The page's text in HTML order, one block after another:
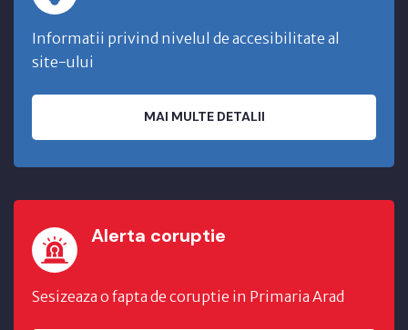
Informatii privind nivelul de accesibilitate al
site-ului
MAI MULTE DETALII
Alerta coruptie
Sesizeaza o fapta de coruptie in Primaria Arad